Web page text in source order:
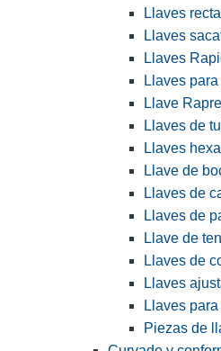
Llaves
Llaves
Llaves
Llaves
Llave
Llaves de
Llaves
Llave de
Llaves de
Llaves de
Llave de
Llaves de
Llaves
Llaves
Piezas de